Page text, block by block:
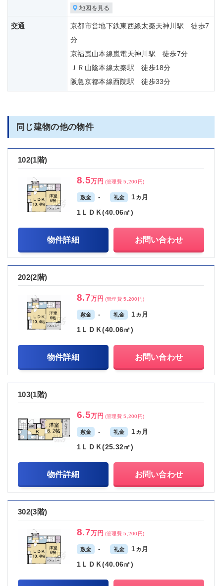
地図を見る
交通
京都市営地下鉄東西線太秦天神川駅 徒歩7
分
京福嵐山本線嵐電天神川駅 徒歩7分
ＪＲ山陰本線太秦駅 徒歩18分
阪急京都本線西院駅 徒歩33分
同じ建物の他の物件
102(1階)
8.5万円 (管理費 5,200円)
敷金 - 礼金 1ヵ月
1ＬＤＫ(40.06㎡)
物件詳細 お問い合わせ
202(2階)
8.7万円 (管理費 5,200円)
敷金 - 礼金 1ヵ月
1ＬＤＫ(40.06㎡)
物件詳細 お問い合わせ
103(1階)
6.5万円 (管理費 5,200円)
敷金 - 礼金 1ヵ月
1ＬＤＫ(25.32㎡)
物件詳細 お問い合わせ
302(3階)
8.7万円 (管理費 5,200円)
敷金 - 礼金 1ヵ月
1ＬＤＫ(40.06㎡)